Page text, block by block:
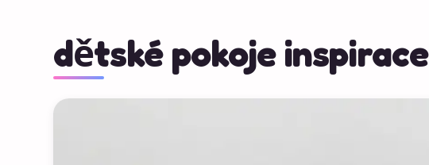
dětské pokoje inspirace